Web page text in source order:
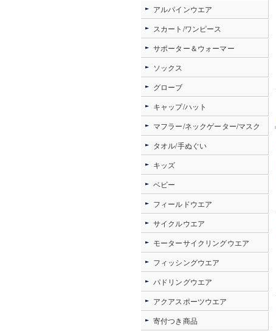
アルパインウエア
スカート/ワンピース
サポーター＆ウォーマー
ソックス
グローブ
キャップ/ハット
マフラー/ネックゲーター/マスク
タオル/手ぬぐい
キッズ
ベビー
フィールドウエア
サイクルウエア
モーターサイクリングウエア
フィッシングウエア
パドリングウエア
アクアスポーツウエア
寄付つき商品